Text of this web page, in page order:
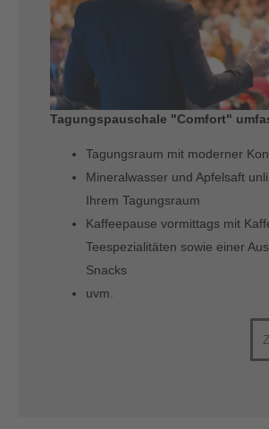
Tagungspauschale "Comfort"
Tagungsraum mit moderner
Mineralwasser und Apfelsaft
Ihrem Tagungsraum
Kaffeepause vormittags mit
Teespezialitäten sowie einer
Snacks
uvm.